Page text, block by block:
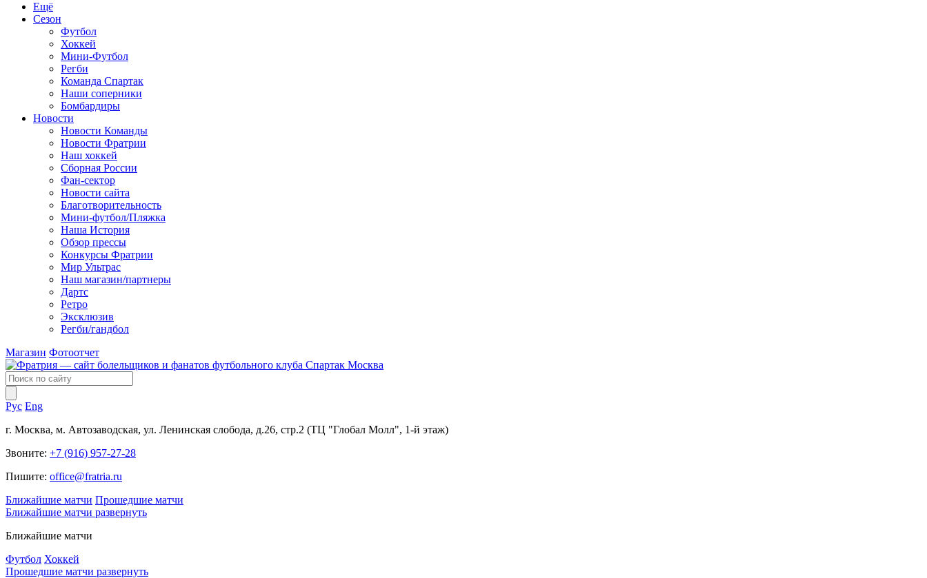
Ещё
Сезон
Футбол
Хоккей
Мини-Футбол
Регби
Команда Спартак
Наши соперники
Бомбардиры
Новости
Новости Команды
Новости Фратрии
Наш хоккей
Сборная России
Фан-cектор
Новости сайта
Благотворительность
Мини-футбол/Пляжка
Наша История
Обзор прессы
Конкурсы Фратрии
Мир Ультрас
Наш магазин/партнеры
Дартс
Ретро
Эксклюзив
Регби/гандбол
Магазин Фотоотчет
Рус Eng
г. Москва, м. Автозаводская, ул. Ленинская слобода, д.26, стр.2 (ТЦ "Глобал Молл", 1-й этаж)
Звоните: +7 (916) 957-27-28
Пишите: office@fratria.ru
Ближайшие матчи Прошедшие матчи
Ближайшие матчи развернуть
Ближайшие матчи
Футбол Хоккей
Прошедшие матчи развернуть